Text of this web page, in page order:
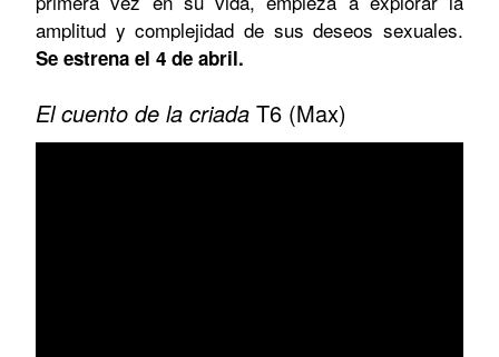
amplitud y complejidad de sus deseos sexuales.
Se estrena el 4 de abril.
El cuento de la criada T6 (Max)